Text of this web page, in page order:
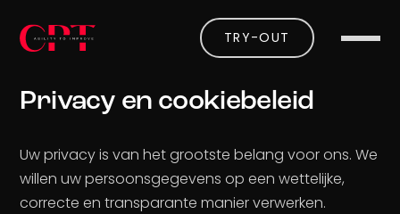
TRY-OUT
Privacy en cookiebeleid
Uw privacy is van het grootste belang voor ons. We
willen uw persoonsgegevens op een wettelijke,
correcte en transparante manier verwerken.